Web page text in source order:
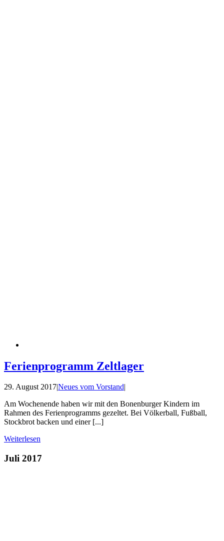
Ferienprogramm Zeltlager
29. August 2017|Neues vom Vorstand|
Am Wochenende haben wir mit den Bonenburger Kindern im
Rahmen des Ferienprogramms gezeltet. Bei Völkerball, Fußball,
Stockbrot backen und einer [...]
Weiterlesen
Juli 2017